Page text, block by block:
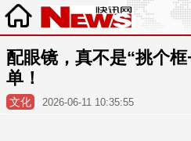
配眼镜，真不是“挑个
单！
文化 2026-06-11 10:35:55